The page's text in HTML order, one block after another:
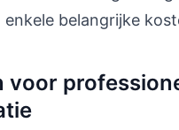
belangrijke
voor